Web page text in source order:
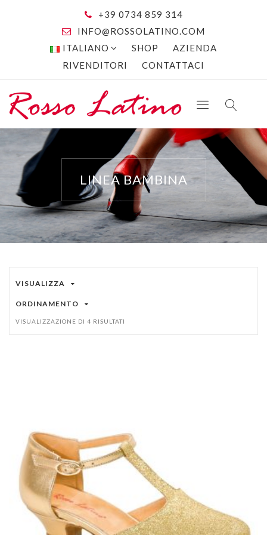
+39 0734 859 314
INFO@ROSSOLATINO.COM
ITALIANO
SHOP
AZIENDA
RIVENDITORI
CONTATTACI
LINEA BAMBINA
VISUALIZZA
ORDINAMENTO
VISUALIZZAZIONE DI 4 RISULTATI